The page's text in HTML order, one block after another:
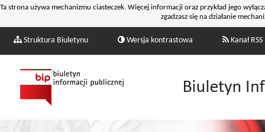
Ta strona używa mechanizmu ciasteczek. Więcej informacji oraz przykład jego
zgadzasz się na działanie
Struktura Biuletynu Wersja kontrastowa Kanał RSS